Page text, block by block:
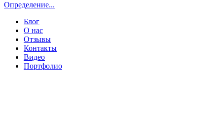
Определение...
Блог
О нас
Отзывы
Контакты
Видео
Портфолио